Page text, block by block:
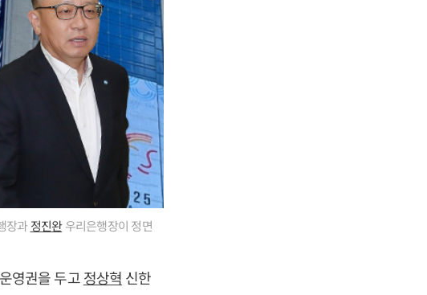
장과 정진완우리은행장이 정면
영권을 두고정상혁 신한